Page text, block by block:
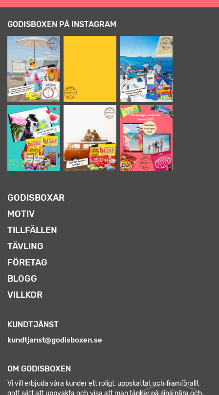
GODISBOXEN PÅ INSTAGRAM
GODISBOXAR
MOTIV
TILLFÄLLEN
TÄVLING
FÖRETAG
BLOGG
VILLKOR
KUNDTJÄNST
kundtjanst@godisboxen.se
OM GODISBOXEN
Vi vill erbjuda våra kunder ett roligt, uppskattat och framförallt